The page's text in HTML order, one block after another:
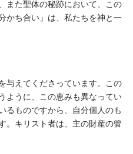
また聖体の秘跡において、この
かち合い」は、私たちを神と一
与えてくださっています。この
ように、この恵みも異なってい
るものですから、自分個人のも
。キリスト者は、主の財産の管